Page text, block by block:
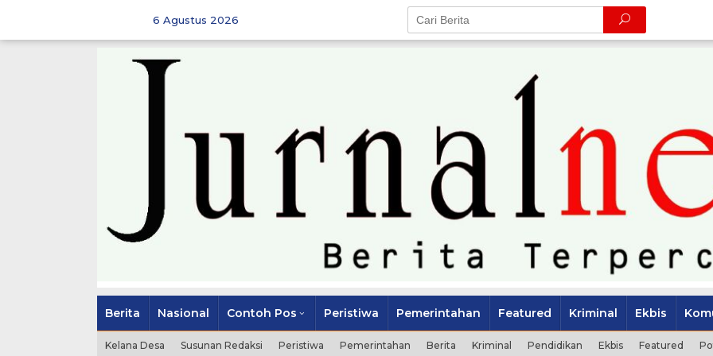
6 Agustus 2026
Berita Nasional Contoh Pos Peristiwa Pemerintahan Featured Kriminal Ekbis
Kelana Desa Susunan Redaksi Peristiwa Pemerintahan Berita Kriminal Pendidikan Ekbis Featured